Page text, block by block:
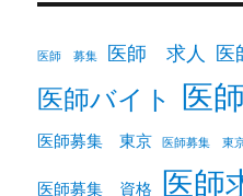
医師 募集 医師 求人 医
医師バイト 医
医師募集 東京
医師募集 東
医師募集 資格 医師